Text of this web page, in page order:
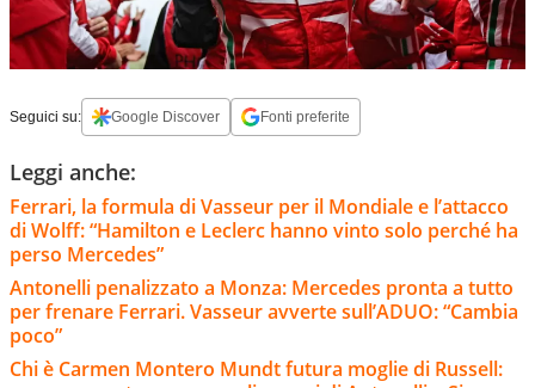
Seguici su: Google Discover Fonti preferite
Leggi anche:
Ferrari, la formula di Vasseur per il Mondiale e l’attacco
di Wolff: “Hamilton e Leclerc hanno vinto solo perché ha
perso Mercedes”
Antonelli penalizzato a Monza: Mercedes pronta a tutto
per frenare Ferrari. Vasseur avverte sull’ADUO: “Cambia
poco”
Chi è Carmen Montero Mundt futura moglie di Russell: